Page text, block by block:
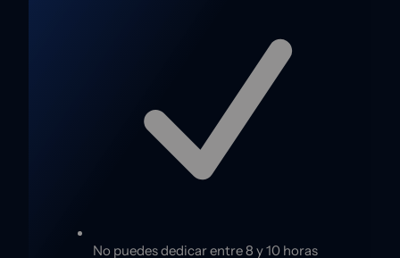
No puedes dedicar entre 8 y 10 horas